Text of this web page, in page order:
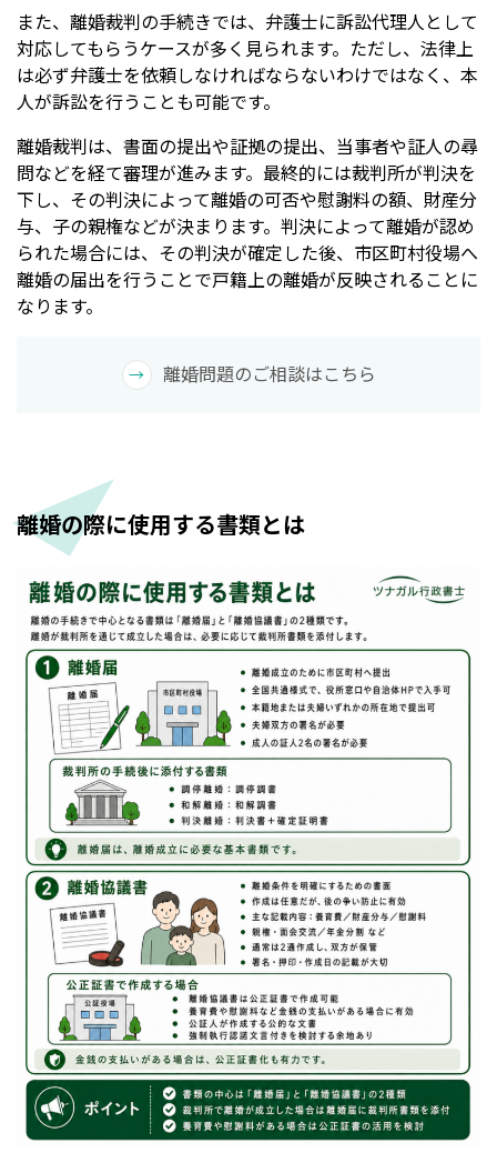
また、離婚裁判の手続きでは、弁護士に訴訟代理人として
対応してもらうケースが多く見られます。ただし、法律上
は必ず弁護士を依頼しなければならないわけではなく、本
人が訴訟を行うことも可能です。
離婚裁判は、書面の提出や証拠の提出、当事者や証人の尋
問などを経て審理が進みます。最終的には裁判所が判決を
下し、その判決によって離婚の可否や慰謝料の額、財産分
与、子の親権などが決まります。判決によって離婚が認め
られた場合には、その判決が確定した後、市区町村役場へ
離婚の届出を行うことで戸籍上の離婚が反映されることに
なります。
離婚問題のご相談はこちら
離婚の際に使用する書類とは